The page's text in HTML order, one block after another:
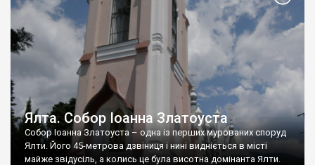
Ялта. Собор Іоанна Златоуста
Собор Іоанна Златоуста – одна із перших мурованих споруд
Ялти. Його 45-метрова дзвіниця і нині видніється в місті
майже звідусіль, а колись це була висотна домінанта Ялти.